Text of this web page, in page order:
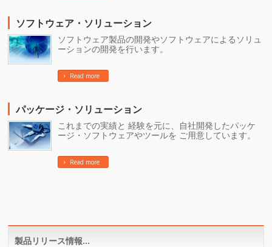
ソフトウェア・ソリューション
ソフトウェア製品の開発やソフトウェアによるソリュ
ーションの開発を行います。
Read more
パッケージ・ソリューション
これまでの実績と 経験を元に、自社開発したパッケ
ージ・ソフトウェアやツールを ご用意しています。
Read more
製品リリース情報…